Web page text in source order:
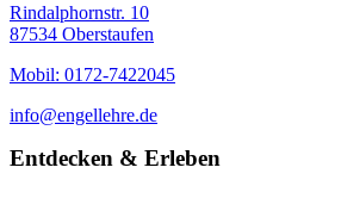
Rindalphornstr. 10
87534 Oberstaufen
Mobil: 0172-7422045
info@engellehre.de
Entdecken & Erleben